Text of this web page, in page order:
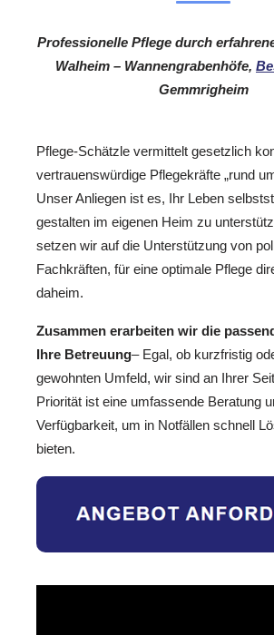
Professionelle Pflege durch
Walheim – Wannengrabenhöfe,
Gemmrigheim
Pflege-Schätzle vermittelt gesetzlich
vertrauenswürdige Pflegekräfte „rund
Unser Anliegen ist es, Ihr Leben
gestalten im eigenen Heim zu
setzen wir auf die Unterstützung von
Fachkräften, für eine optimale Pflege
daheim.
Zusammen erarbeiten wir die
Ihre Betreuung– Egal, ob kurzfristig
gewohnten Umfeld, wir sind an Ihrer
Priorität ist eine umfassende Beratung
Verfügbarkeit, um in Notfällen schnell
bieten.